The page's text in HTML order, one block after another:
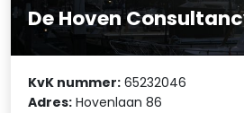
De Hoven
KvK nummer: 65232046
Adres: Hovenlaan 86